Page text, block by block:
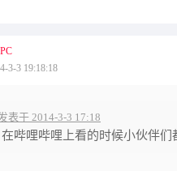
3-3 19:18:18
表于 2014-3-3 17:18
哔哩哔哩上看的时候小伙伴们